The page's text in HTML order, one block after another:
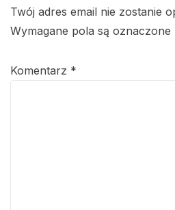
Twój adres email nie zostanie
Wymagane pola są oznaczone
Komentarz *